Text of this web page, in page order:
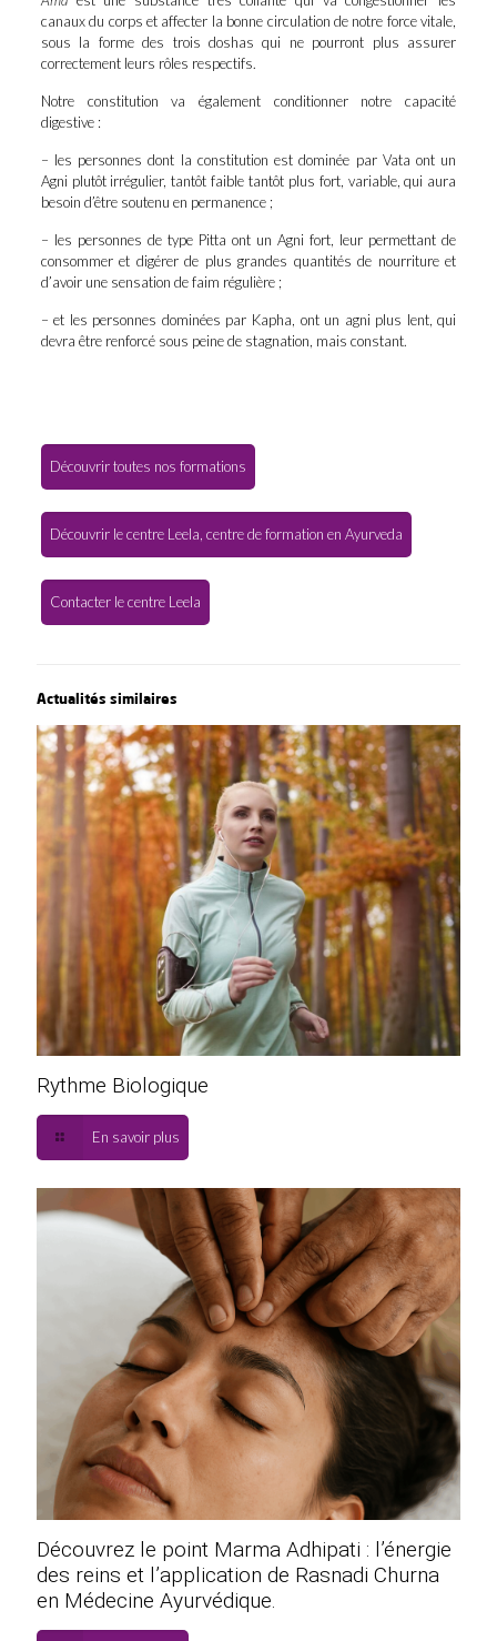
canaux du corps et affecter la bonne circulation de notre force vitale,
sous la forme des trois doshas qui ne pourront plus assurer
correctement leurs rôles respectifs.
Notre constitution va également conditionner notre capacité
digestive :
– les personnes dont la constitution est dominée par Vata ont un
Agni plutôt irrégulier, tantôt faible tantôt plus fort, variable, qui aura
besoin d’être soutenu en permanence ;
– les personnes de type Pitta ont un Agni fort, leur permettant de
consommer et digérer de plus grandes quantités de nourriture et
d’avoir une sensation de faim régulière ;
– et les personnes dominées par Kapha, ont un agni plus lent, qui
devra être renforcé sous peine de stagnation, mais constant.
Découvrir toutes nos formations
Découvrir le centre Leela, centre de formation en Ayurveda
Contacter le centre Leela
Actualités similaires
Rythme Biologique
En savoir plus
Découvrez le point Marma Adhipati : l’énergie
des reins et l’application de Rasnadi Churna
en Médecine Ayurvédique.